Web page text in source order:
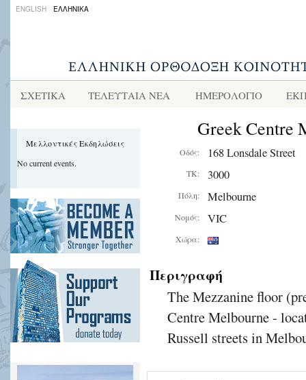
ENGLISH ΕΛΛΗΝΙΚΑ
ΣΧΕΤΙΚΑ ΤΕΛΕΥΤΑΙΑ ΝΕΑ ΗΜΕΡΟΛΟΓΙΟ
Μελλοντικές Εκδηλώσεις
No current events.
Greek Centre
Οδός: 168 Lonsdale Street
ΤΚ: 3000
Πόλη: Melbourne
Νομός: VIC
Χώρα:
Περιγραφή
The Mezzanine floor
Centre Melbourne -
Russell streets in